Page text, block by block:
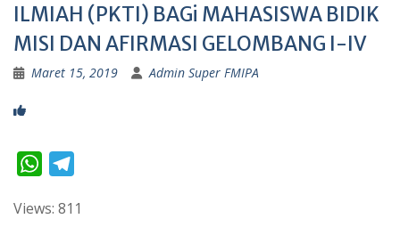
ILMIAH (PKTI) BAGi MAHASISWA BIDIK
MISI DAN AFIRMASI GELOMBANG I-IV
Maret 15, 2019 Admin Super FMIPA
W
a
l
Views: 811